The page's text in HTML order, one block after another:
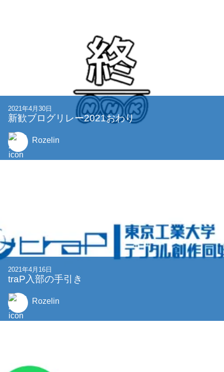
2021年4月30日
新歓ブログリレー2021おわり
Rozelin
2021年4月16日
traP入部の手引き
Rozelin